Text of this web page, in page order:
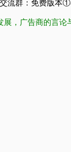
流群：免费版本
展，广告商的言